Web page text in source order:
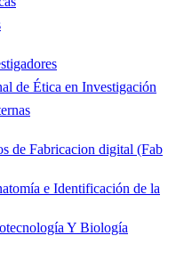
de Ética en Investigación
de Fabricacion digital (Fab
e Identificación de la
Y Biología